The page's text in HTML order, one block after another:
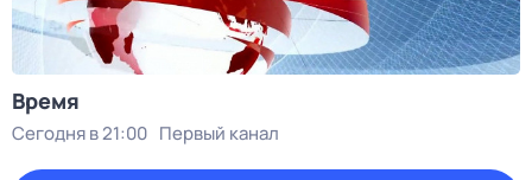
Время
Сегодня в 21:00 Первый канал